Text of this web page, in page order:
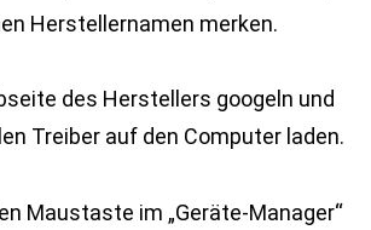
Herstellernamen merken.
des Herstellers googeln und
Treiber auf den Computer laden.
Maustaste im „Geräte-Manager“